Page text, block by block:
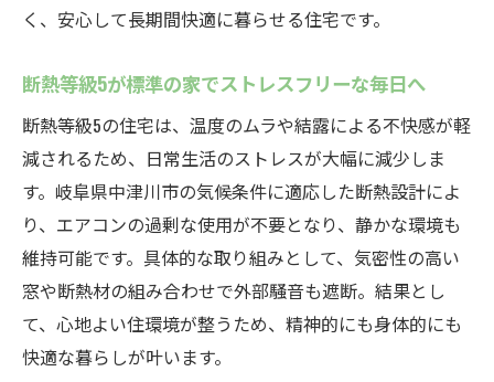
く、安心して長期間快適に暮らせる住宅です。
断熱等級5が標準の家でストレスフリーな毎日へ
断熱等級5の住宅は、温度のムラや結露による不快感が軽
減されるため、日常生活のストレスが大幅に減少しま
す。岐阜県中津川市の気候条件に適応した断熱設計によ
り、エアコンの過剰な使用が不要となり、静かな環境も
維持可能です。具体的な取り組みとして、気密性の高い
窓や断熱材の組み合わせで外部騒音も遮断。結果とし
て、心地よい住環境が整うため、精神的にも身体的にも
快適な暮らしが叶います。